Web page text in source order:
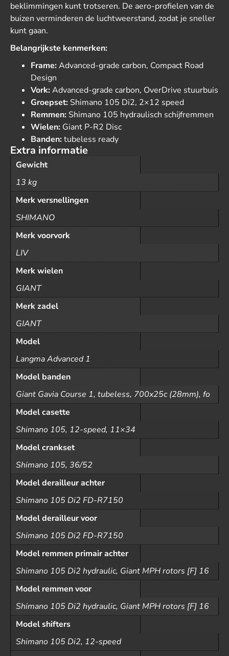
beklimmingen kunt trotseren. De aero-profielen van de
buizen verminderen de luchtweerstand, zodat je sneller
kunt gaan.
Belangrijkste kenmerken:
Frame: Advanced-grade carbon, Compact Road
Design
Vork: Advanced-grade carbon, OverDrive stuurbuis
Groepset: Shimano 105 Di2, 2×12 speed
Remmen: Shimano 105 hydraulisch schijfremmen
Wielen: Giant P-R2 Disc
Banden: tubeless ready
Extra informatie
Gewicht
13 kg
Merk versnellingen
SHIMANO
Merk voorvork
LIV
Merk wielen
GIANT
Merk zadel
GIANT
Model
Langma Advanced 1
Model banden
Giant Gavia Course 1, tubeless, 700x25c (28mm), fo
Model casette
Shimano 105, 12-speed, 11×34
Model crankset
Shimano 105, 36/52
Model derailleur achter
Shimano 105 Di2 FD-R7150
Model derailleur voor
Shimano 105 Di2 FD-R7150
Model remmen primair achter
Shimano 105 Di2 hydraulic, Giant MPH rotors [F] 16
Model remmen voor
Shimano 105 Di2 hydraulic, Giant MPH rotors [F] 16
Model shifters
Shimano 105 Di2, 12-speed